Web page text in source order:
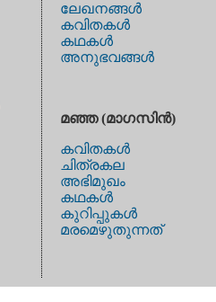
ലേഖനങ്ങള്‍
കവിതകള്‍
കഥകള്‍
അനുഭവങ്ങള്‍
മഞ്ഞ (മാഗസിന്‍)
കവിതകള്‍
ചിത്രകല
അഭിമുഖം
കഥകള്‍
കുറിപ്പുകള്‍
മരമെഴുതുന്നത്